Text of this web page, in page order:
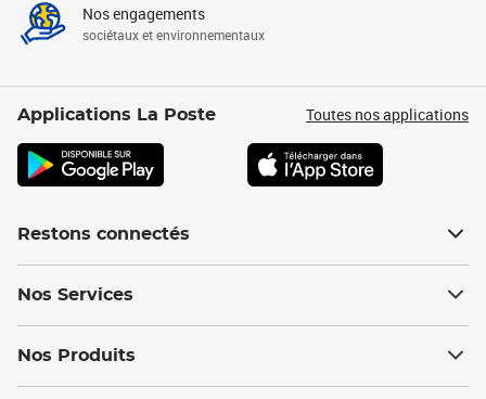
Nos engagements
sociétaux et environnementaux
Applications La Poste Toutes nos applications
Restons connectés
Nos Services
Nos Produits